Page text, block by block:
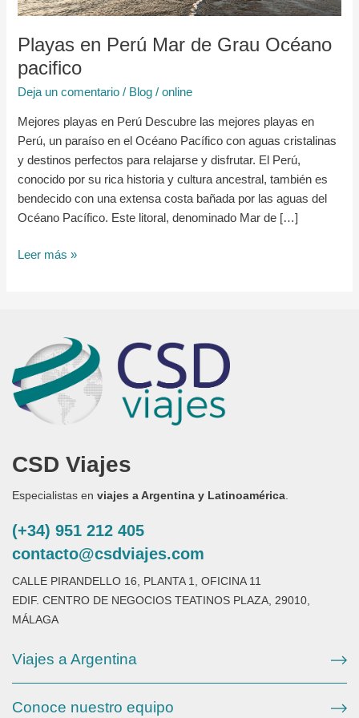
Playas en Perú Mar de Grau Océano
pacifico
Deja un comentario / Blog /online
Mejores playas en Perú Descubre las mejores playas en
Perú, un paraíso en el Océano Pacífico con aguas cristalinas
y destinos perfectos para relajarse y disfrutar. El Perú,
conocido por su rica historia y cultura ancestral, también es
bendecido con una extensa costa bañada por las aguas del
Océano Pacífico. Este litoral, denominado Mar de […]
pacifico
Leer más »
CSD Viajes
Especialistas en viajes a Argentina y Latinoamérica.
(+34) 951 212 405
contacto@csdviajes.com
CALLE PIRANDELLO 16, PLANTA 1, OFICINA 11
EDIF. CENTRO DE NEGOCIOS TEATINOS PLAZA, 29010,
MÁLAGA
Viajes a Argentina
Conoce nuestro equipo